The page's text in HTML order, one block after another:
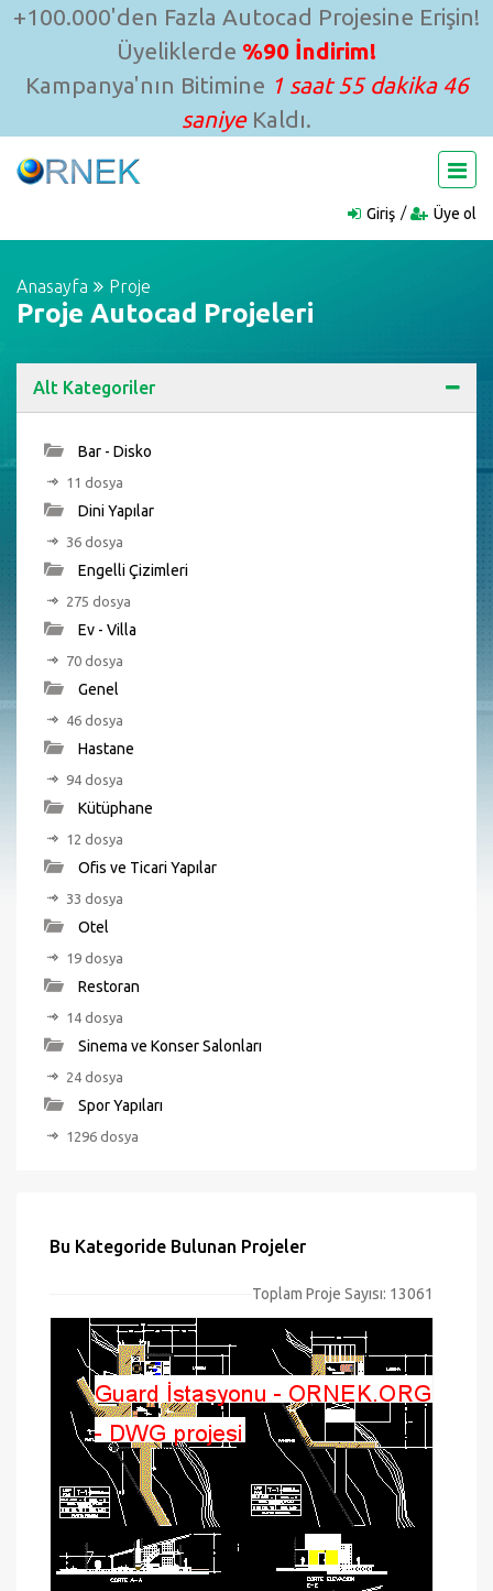
+100.000'den Fazla Autocad Projesine Erişin!
Üyeliklerde %90 İndirim!
Kampanya'nın Bitimine 1 saat 55 dakika 45
saniyeKaldı.
Giriş Üye ol
Anasayfa Proje
Proje Autocad Projeleri
Alt Kategoriler
Bar - Disko
11 dosya
Dini Yapılar
36 dosya
Engelli Çizimleri
275 dosya
Ev - Villa
70 dosya
Genel
46 dosya
Hastane
94 dosya
Kütüphane
12 dosya
Ofis ve Ticari Yapılar
33 dosya
Otel
19 dosya
Restoran
14 dosya
Sinema ve Konser Salonları
24 dosya
Spor Yapıları
1296 dosya
Bu Kategoride Bulunan Projeler
Toplam Proje Sayısı: 13061